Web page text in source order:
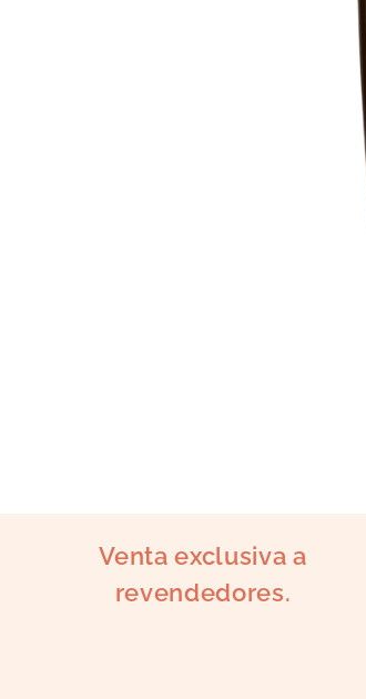
Venta exclusiva a
revendedores.